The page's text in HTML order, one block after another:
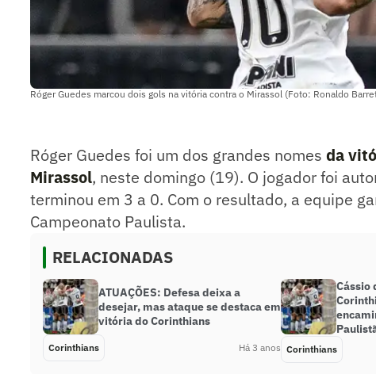
Róger Guedes marcou dois gols na vitória contra o Mirassol (Foto: Ronaldo
Róger Guedes foi um dos grandes nomes da
Mirassol, neste domingo (19). O jogador foi
terminou em 3 a 0. Com o resultado, a equipe
Campeonato Paulista.
RELACIONADAS
ATUAÇÕES: Defesa deixa a
desejar, mas ataque se destaca em
vitória do Corinthians
Corinthians Há 3 anos
Cássio
Corinthians